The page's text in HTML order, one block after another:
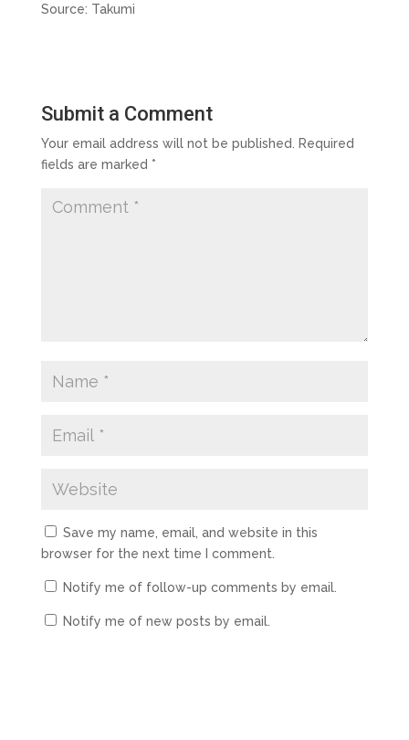
Source: Takumi
Submit a Comment
Your email address will not be published.
Required
fields are marked *
Save my name, email, and website in this
browser for the next time I comment.
Notify me of follow-up comments by email.
Notify me of new posts by email.